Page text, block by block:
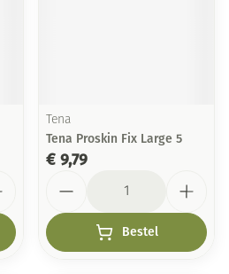
Tena
Tena Proskin Fix Large 5
€ 9,79
Bestel